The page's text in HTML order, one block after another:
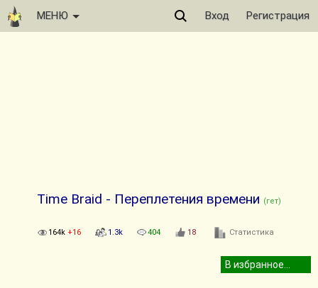
МЕНЮ Вход Регистрация
Time Braid - Переплетения времени (гет)
164k +16 1.3k 404 18 Статистика